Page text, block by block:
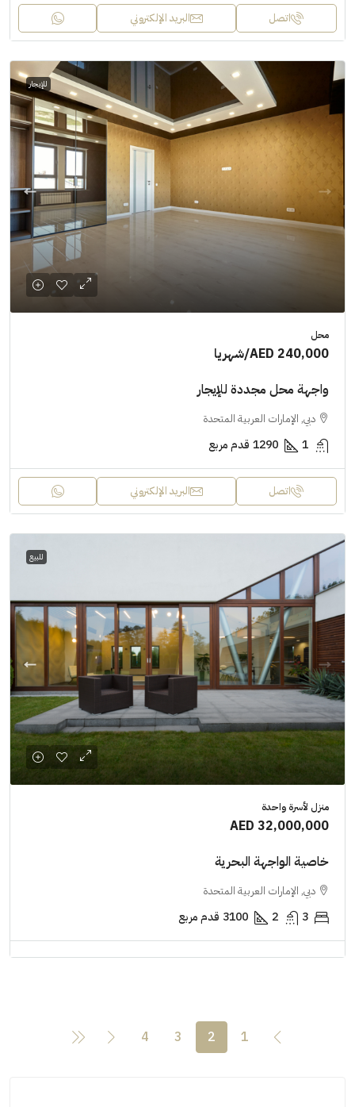
اتصل البريد الإلكتروني
للإيجار
محل
AED 240,000/شهريا
واجهة محل مجددة للإيجار
دبي, الإمارات العربية المتحدة
1
1290 قدم مربع
اتصل البريد الإلكتروني
للبيع
منزل لأسرة واحدة
AED 32,000,000
خاصية الواجهة البحرية
دبي, الإمارات العربية المتحدة
3
2
3100 قدم مربع
1
2
3
4